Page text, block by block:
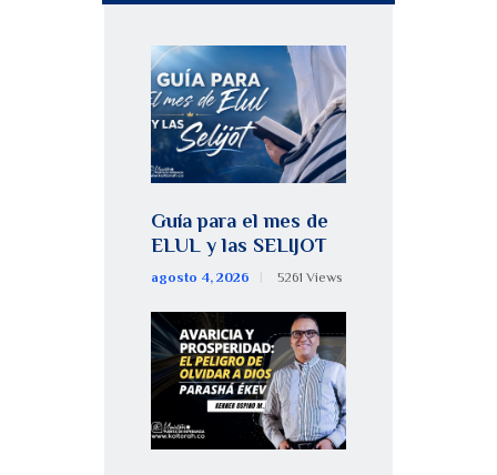
Guía para el mes de
ELUL y las SELIJOT
agosto 4, 2026 5261 Views